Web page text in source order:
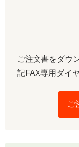
ご注文書をダウ
記FAX専用ダイ
ご